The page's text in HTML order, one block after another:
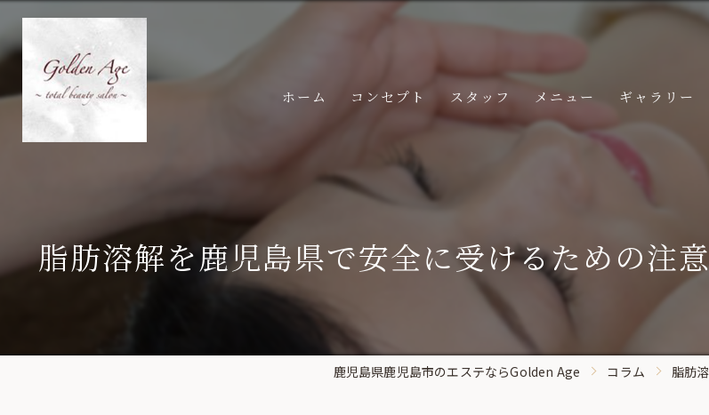
ホーム コンセプト スタッフ メニュー ギャラリー
脂肪溶解を鹿児島県で安全に受けるための注
鹿児島県鹿児島市のエステならGolden Age コラム 脂肪